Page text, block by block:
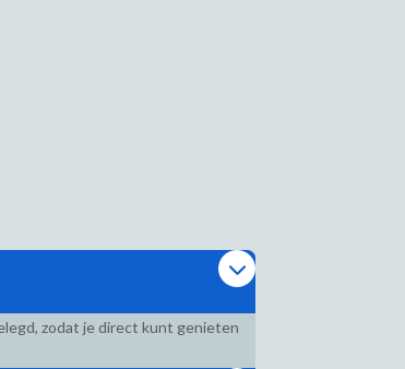
zodat je direct kunt genieten